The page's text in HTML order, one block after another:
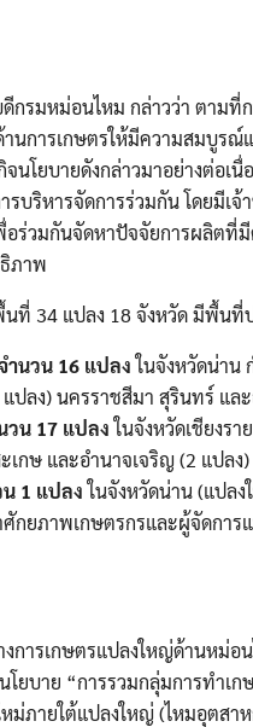
กรมหม่อนไหม กล่าวว่า ตาม
การเกษตรให้มีความสมบูรณ์
นโยบายดังกล่าวมาอย่างต่อ
บริหารจัดการร่วมกัน โดยมีเ
อร่วมกันจัดหาปัจจัยการผลิตที่
ภาพ
นที่ 34 แปลง 18 จังหวัด มีพื้น
ำนวน 16 แปลงในจังหวัดน่าน
ปลง) นครราชสีมา สุรินทร์ แล
วน 17 แปลงในจังหวัดเชียงร
เกษ และอำนาจเจริญ (2 แปลง)
1 แปลงในจังหวัดน่าน (แปล
ยภาพเกษตรกรและผู้จัดการ
การเกษตรแปลงใหญ่ด้านหม่อ
โยบาย “การรวมกลุ่มการทำ
ม่ภายใต้แปลงใหญ่ (ไหมอุตส